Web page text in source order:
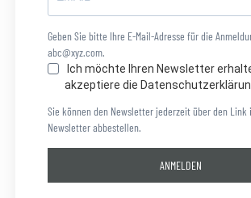
Geben Sie bitte Ihre E-Mail-Adresse für die
abc@xyz.com.
Ich möchte Ihren Newsletter
akzeptiere die
Sie können den Newsletter jederzeit über den Link
Newsletter abbestellen.
ANMELDEN